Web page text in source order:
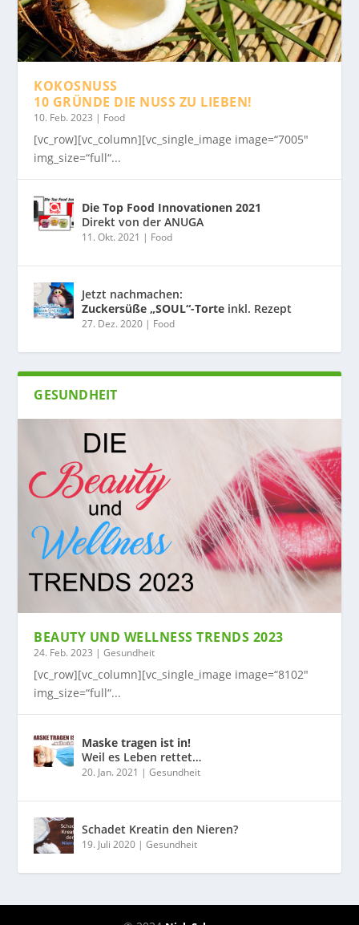
KOKOSNUSS
10 GRÜNDE DIE NUSS ZU LIEBEN!
10. Feb. 2023 | Food
[vc_row][vc_column][vc_single_image image=“7005″
img_size=“full“...
Die Top Food Innovationen 2021
Direkt von der ANUGA
11. Okt. 2021 | Food
Jetzt nachmachen:
Zuckersüße „SOUL“-Torte inkl. Rezept
27. Dez. 2020 | Food
GESUNDHEIT
BEAUTY UND WELLNESS TRENDS 2023
24. Feb. 2023 |Gesundheit
[vc_row][vc_column][vc_single_image image=“8102″
img_size=“full“...
Maske tragen ist in!
Weil es Leben rettet…
20. Jan. 2021 |Gesundheit
Schadet Kreatin den Nieren?
19. Juli 2020 |Gesundheit